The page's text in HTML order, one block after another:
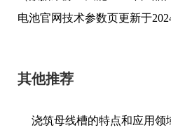
电池官网技术参数页更新于
其他推荐
浇筑母线槽的特点和应用领